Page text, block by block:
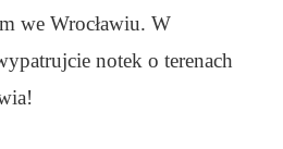
we Wrocławiu. W
notek o terenach